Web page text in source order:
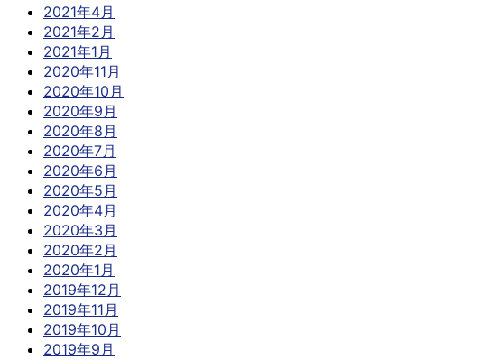
2021年4月
2021年2月
2021年1月
2020年11月
2020年10月
2020年9月
2020年8月
2020年7月
2020年6月
2020年5月
2020年4月
2020年3月
2020年2月
2020年1月
2019年12月
2019年11月
2019年10月
2019年9月